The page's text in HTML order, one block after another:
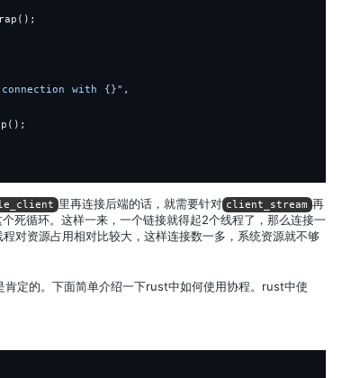
with {}" ,
里再连接后端的话，就需要针对 client_stream 再
个死循环。这样一来，一个链接就得起2个线程了，那么连接一
对资源占用相对比较大，这样连接数一多，系统资源就不够
定的。下面简单介绍一下rust中如何使用协程。rust中使